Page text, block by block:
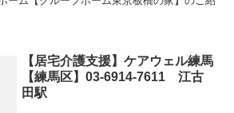
【居宅介護支援】ケアウェル練馬
【練馬区】03-6914-7611 江古
田駅